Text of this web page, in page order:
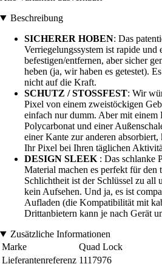
Beschreibung
SICHERER HOBEN: Das
Verriegelungssystem ist rapide und
befestigen/entfernen, aber sicher
heben (ja, wir haben es getestet).
nicht auf die Kraft.
SCHUTZ / STOSSFEST: Wir
Pixel von einem zweistöckigen
einfach nur dumm. Aber mit einem
Polycarbonat und einer
einer Kante zur anderen absorbiert,
Ihr Pixel bei Ihren täglichen
DESIGN SLEEK : Das schlanke
Material machen es perfekt für den
Schlichtheit ist der Schlüssel zu all
kein Aufsehen. Und ja, es ist
Aufladen (die Kompatibilität mit
Drittanbietern kann je nach Gerät
Zusätzliche Informationen
Marke
Quad Lock
Lieferantenreferenz 1117976